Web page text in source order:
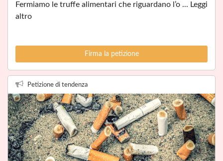
Fermiamo le truffe alimentari che riguardano l’o ... Leggi
altro
Firma la petizione
Petizione di tendenza